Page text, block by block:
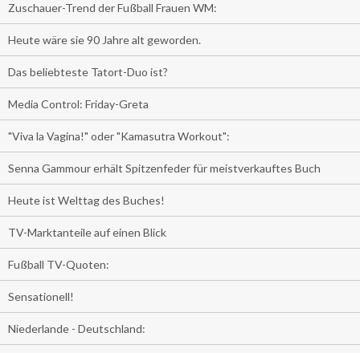
Zuschauer-Trend der Fußball Frauen WM:
Heute wäre sie 90 Jahre alt geworden.
Das beliebteste Tatort-Duo ist?
Media Control: Friday-Greta
"Viva la Vagina!" oder "Kamasutra Workout":
Senna Gammour erhält Spitzenfeder für meistverkauftes Buch
Heute ist Welttag des Buches!
TV-Marktanteile auf einen Blick
Fußball TV-Quoten:
Sensationell!
Niederlande - Deutschland: